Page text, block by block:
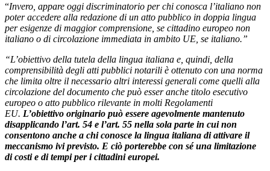
“Invero, appare oggi discriminatorio per chi conosca l’italiano non
poter accedere alla redazione di un atto pubblico in doppia lingua
per esigenze di maggior comprensione, se cittadino europeo non
italiano o di circolazione immediata in ambito UE, se italiano.”
“L’obiettivo della tutela della lingua italiana e, quindi, della
comprensibilità degli atti pubblici notarili è ottenuto con una norma
che limita oltre il necessario altri interessi generali come quelli alla
circolazione del documento che può esser anche titolo esecutivo
europeo o atto pubblico rilevante in molti Regolamenti
EU. L’obiettivo originario può essere agevolmente mantenuto
disapplicando l’art. 54 e l’art. 55 nella sola parte in cui non
consentono anche a chi conosce la lingua italiana di attivare il
meccanismo ivi previsto. E ciò porterebbe con sé una limitazione
di costi e di tempi per i cittadini europei.